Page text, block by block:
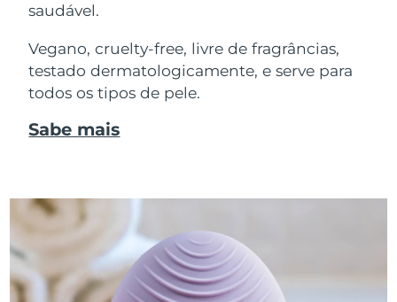
saudável.
Vegano, cruelty-free, livre de fragrâncias,
testado dermatologicamente, e serve para
todos os tipos de pele.
Sabe mais